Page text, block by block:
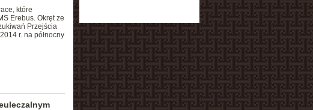
które
Erebus. Okręt ze
Przejścia
r. na północny